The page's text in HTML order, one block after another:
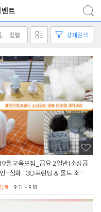
트
정렬 상세검색
[9월교육모집_금요 2일반]소상공
인-심화 : 3D프린팅 & 몰드 소상
공인 맞춤 아이템 제작
9.11 ~ 9.18
유료